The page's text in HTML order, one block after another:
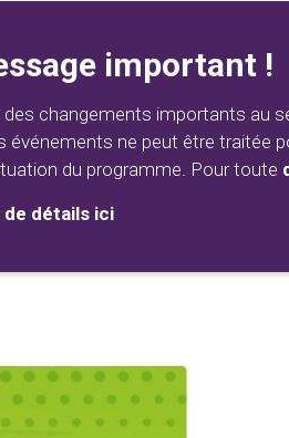
important !
des changements importants au
événements ne peut être traitée
du programme. Pour toute
de détails ici